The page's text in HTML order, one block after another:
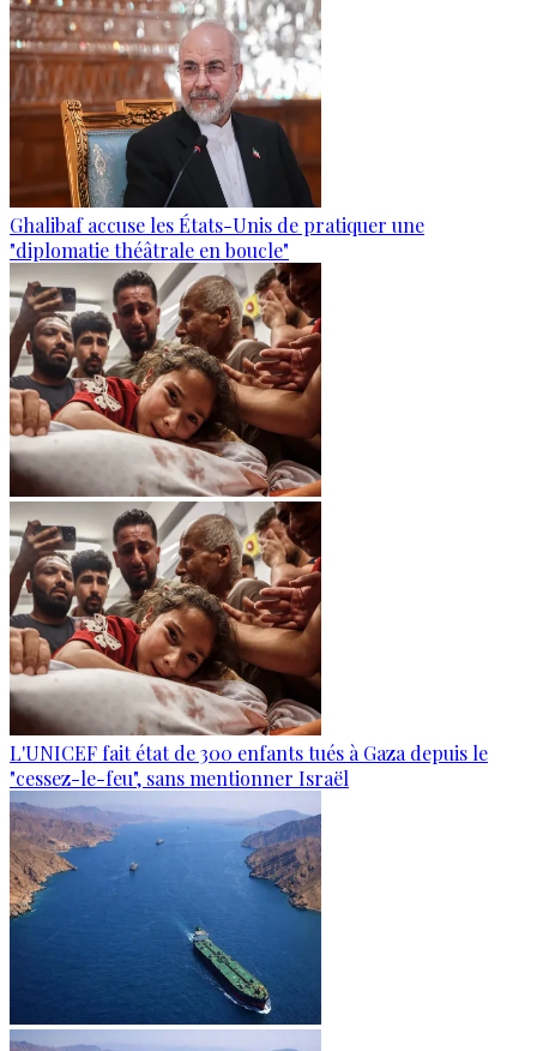
Ghalibaf accuse les États-Unis de pratiquer une
"diplomatie théâtrale en boucle"
L'UNICEF fait état de 300 enfants tués à Gaza depuis le
"cessez-le-feu", sans mentionner Israël